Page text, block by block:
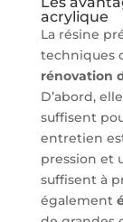
acrylique
La résine
techniques
rénovation
D’abord,
suffisent
entretien
pression et
suffisent à
également